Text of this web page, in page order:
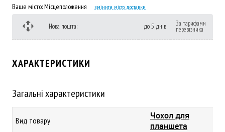
Ваше місто:Місцеположення змінити місто доставки
Нова пошта: до 5 днів За тарифами
перевізника
ХАРАКТЕРИСТИКИ
Загальні характеристики
Вид товару
Чохол для
планшета